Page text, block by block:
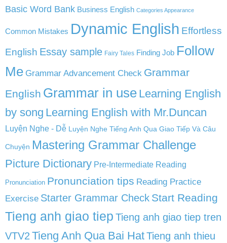
Basic Word Bank Business English Categories Appearance
Common Mistakes Dynamic English Effortless
English Essay sample Fairy Tales Finding Job Follow
Me Grammar Advancement Check Grammar
English Grammar in use Learning English
by song Learning English with Mr.Duncan
Luyện Nghe - Dễ Luyện Nghe Tiếng Anh Qua Giao Tiếp Và Câu
Chuyện Mastering Grammar Challenge
Picture Dictionary Pre-Intermediate Reading
Pronunciation Pronunciation tips Reading Practice
Exercise Starter Grammar Check Start Reading
Tieng anh giao tiep Tieng anh giao tiep tren
VTV2 Tieng Anh Qua Bai HatTieng anh thieu